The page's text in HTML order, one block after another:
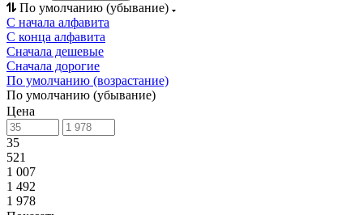
По умолчанию (убывание)
С начала алфавита
С конца алфавита
Сначала дешевые
Сначала дорогие
По умолчанию (возрастание)
По умолчанию (убывание)
Цена
35
521
1 007
1 492
1 978